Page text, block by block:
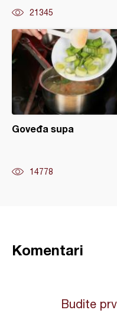
21345
Goveđa supa
14778
Komentari
Budite